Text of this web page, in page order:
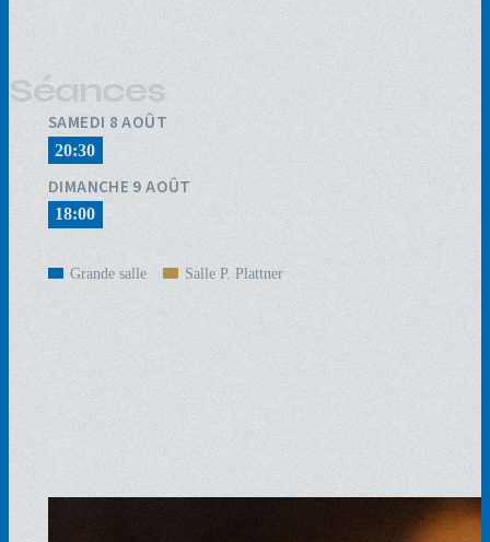
Séances
SAMEDI 8 AOÛT
20:30
DIMANCHE 9 AOÛT
18:00
Grande salle Salle P. Plattner